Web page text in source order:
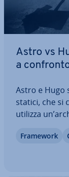
Astro vs
a
Astro e Hugo
statici, che si
utilizza
template Go
Framework